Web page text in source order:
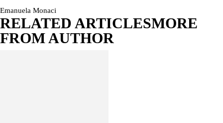
Emanuela Monaci
RELATED ARTICLESMORE
FROM AUTHOR